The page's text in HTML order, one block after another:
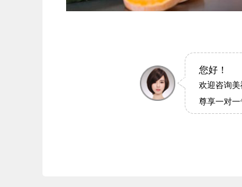
您好！
欢迎咨询
尊享一对一